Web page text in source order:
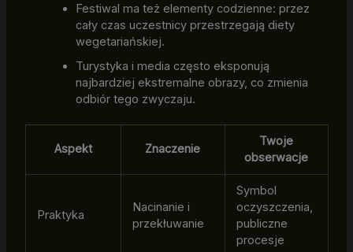
Festiwal ma też elementy codzienne: przez
cały czas uczestnicy przestrzegają diety
wegetariańskiej.
Turystyka i media często eksponują
najbardziej ekstremalne obrazy, co zmienia
odbiór tego zwyczaju.
Aspekt Znaczenie
Twoje
obserwacje
Praktyka
Nacinanie i
przekłuwanie
Symbol
oczyszczenia,
publiczne
procesje